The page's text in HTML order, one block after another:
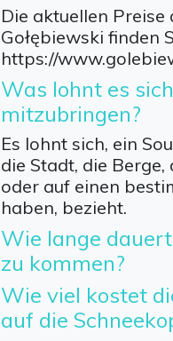
Die aktuellen
Gołębiewski finden
https://
Was lohnt es
mitzubringen?
Es lohnt sich, ein
die Stadt, die
oder auf einen
haben, bezieht.
Wie lange
zu kommen?
Wie viel kostet
auf die